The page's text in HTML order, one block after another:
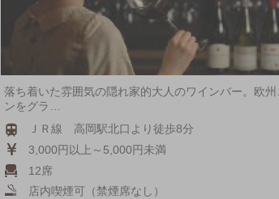
落ち着いた雰囲気の隠れ家的大人のワインバー。欧
ンをグラ…
ＪＲ線 高岡駅北口より徒歩8分
3,000円以上～5,000円未満
12席
店内喫煙可（禁煙席なし）